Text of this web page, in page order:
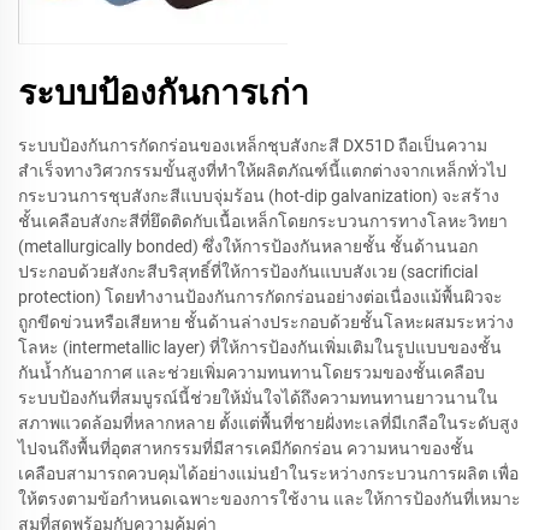
ระบบป้องกันการเก่า
ระบบป้องกันการกัดกร่อนของเหล็กชุบสังกะสี DX51D ถือเป็นความ
สำเร็จทางวิศวกรรมขั้นสูงที่ทำให้ผลิตภัณฑ์นี้แตกต่างจากเหล็กทั่วไป
กระบวนการชุบสังกะสีแบบจุ่มร้อน (hot-dip galvanization) จะสร้าง
ชั้นเคลือบสังกะสีที่ยึดติดกับเนื้อเหล็กโดยกระบวนการทางโลหะวิทยา
(metallurgically bonded) ซึ่งให้การป้องกันหลายชั้น ชั้นด้านนอก
ประกอบด้วยสังกะสีบริสุทธิ์ที่ให้การป้องกันแบบสังเวย (sacrificial
protection) โดยทำงานป้องกันการกัดกร่อนอย่างต่อเนื่องแม้พื้นผิวจะ
ถูกขีดข่วนหรือเสียหาย ชั้นด้านล่างประกอบด้วยชั้นโลหะผสมระหว่าง
โลหะ (intermetallic layer) ที่ให้การป้องกันเพิ่มเติมในรูปแบบของชั้น
กันน้ำกันอากาศ และช่วยเพิ่มความทนทานโดยรวมของชั้นเคลือบ
ระบบป้องกันที่สมบูรณ์นี้ช่วยให้มั่นใจได้ถึงความทนทานยาวนานใน
สภาพแวดล้อมที่หลากหลาย ตั้งแต่พื้นที่ชายฝั่งทะเลที่มีเกลือในระดับสูง
ไปจนถึงพื้นที่อุตสาหกรรมที่มีสารเคมีกัดกร่อน ความหนาของชั้น
เคลือบสามารถควบคุมได้อย่างแม่นยำในระหว่างกระบวนการผลิต เพื่อ
ให้ตรงตามข้อกำหนดเฉพาะของการใช้งาน และให้การป้องกันที่เหมาะ
สมที่สุดพร้อมกับความคุ้มค่า